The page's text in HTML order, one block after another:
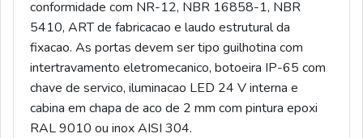
conformidade com NR-12, NBR 16858-1, NBR
5410, ART de fabricacao e laudo estrutural da
fixacao. As portas devem ser tipo guilhotina com
intertravamento eletromecanico, botoeira IP-65 com
chave de servico, iluminacao LED 24 V interna e
cabina em chapa de aco de 2 mm com pintura epoxi
RAL 9010 ou inox AISI 304.